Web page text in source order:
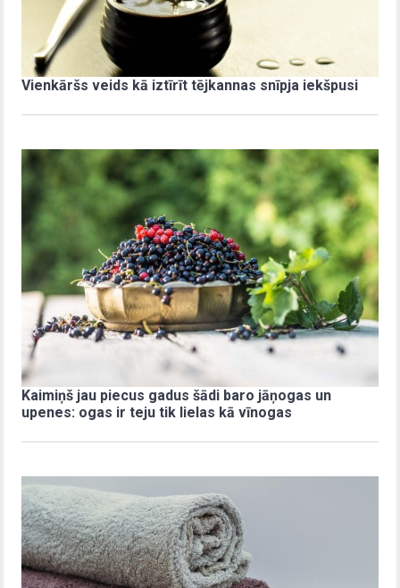
Vienkāršs veids kā iztīrīt tējkannas snīpja iekšpusi
Kaimiņš jau piecus gadus šādi baro jāņogas un
upenes: ogas ir teju tik lielas kā vīnogas